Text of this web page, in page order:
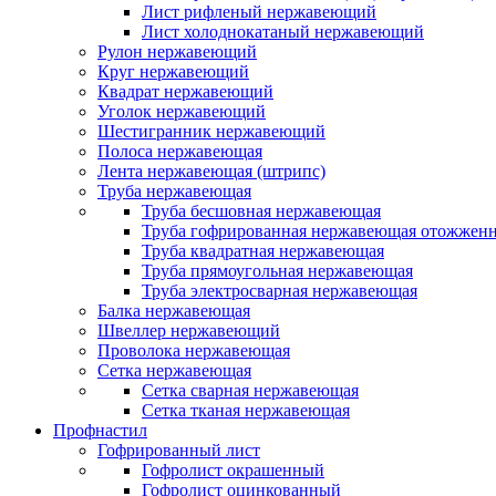
Лист рифленый нержавеющий
Лист холоднокатаный нержавеющий
Рулон нержавеющий
Круг нержавеющий
Квадрат нержавеющий
Уголок нержавеющий
Шестигранник нержавеющий
Полоса нержавеющая
Лента нержавеющая (штрипс)
Труба нержавеющая
Труба бесшовная нержавеющая
Труба гофрированная нержавеющая
Труба квадратная нержавеющая
Труба прямоугольная нержавеющая
Труба электросварная нержавеющая
Балка нержавеющая
Швеллер нержавеющий
Проволока нержавеющая
Сетка нержавеющая
Сетка сварная нержавеющая
Сетка тканая нержавеющая
Профнастил
Гофрированный лист
Гофролист окрашенный
Гофролист оцинкованный